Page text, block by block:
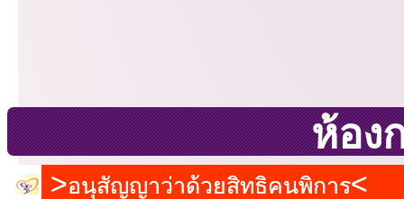
ห้อง
อนุสัญญาว่าด้วยสิทธิคนพิการ